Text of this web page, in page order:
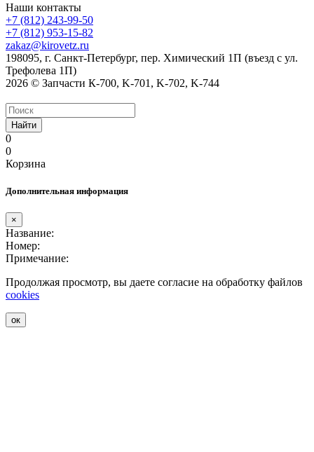
Наши контакты
+7 (812) 243-99-50
+7 (812) 953-15-82
zakaz@kirovetz.ru
198095, г. Санкт-Петербург, пер. Химический 1П (въезд с ул.
Трефолева 1П)
2026 © Запчасти К-700, K-701, K-702, K-744
Найти
0
0
Корзина
Дополнительная информация
×
Название:
Номер:
Примечание:
Продолжая просмотр, вы даете согласие на обработку файлов
cookies
ок